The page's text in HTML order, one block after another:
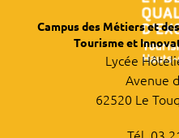
Campus des Métiers et
Tourisme et
Lycée
Avenue
62520 Le
Tél. 03